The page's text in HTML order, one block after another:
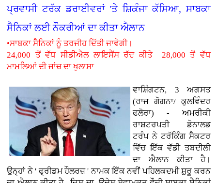
ਪ੍ਰਵਾਸੀ ਟਰੱਕ ਡਰਾਈਵਰਾਂ 'ਤੇ ਸ਼ਿਕੰਜਾ ਕੱਸਿਆ, ਸਾਬਕਾ
ਸੈਨਿਕਾਂ ਲਈ ਨੌਕਰੀਆਂ ਦਾ ਕੀਤਾ ਐਲਾਨ
•ਸਾਬਕਾ ਸੈਨਿਕਾਂ ਨੂੰ ਤਰਜੀਹ ਦਿੱਤੀ ਜਾਵੇਗੀ।
24,000 ਤੋਂ ਵੱਧ ਸੀਡੀਐਲ ਲਾਇਸੈਂਸ ਰੱਦ ਕੀਤੇ 28,000 ਤੋਂ ਵੱਧ
ਮਾਮਲਿਆਂ ਦੀ ਜਾਂਚ ਦਾ ਖੁਲਾਸਾ
ਵਾਸ਼ਿੰਗਟਨ, 3 ਅਗਸਤ
(ਰਾਜ ਗੋਗਨਾ/ ਕੁਲਵਿੰਦਰ
ਫਲੋਰਾ) - ਅਮਰੀਕੀ
ਰਾਸ਼ਟਰਪਤੀ ਡੋਨਾਲਡ
ਟਰੰਪ ਨੇ ਟਰੱਕਿੰਗ ਸੈਕਟਰ
ਵਿੱਚ ਇੱਕ ਵੱਡੀ ਤਬਦੀਲੀ
ਦਾ ਐਲਾਨ ਕੀਤਾ ਹੈ।
ਉਨ੍ਹਾਂ ਨੇ ' ਫ੍ਰੀਡਮ ਹੌਲਰਜ਼ ' ਨਾਮਕ ਇੱਕ ਨਵੀਂ ਪਹਿਲਕਦਮੀ ਸ਼ੁਰੂ ਕਰਨ